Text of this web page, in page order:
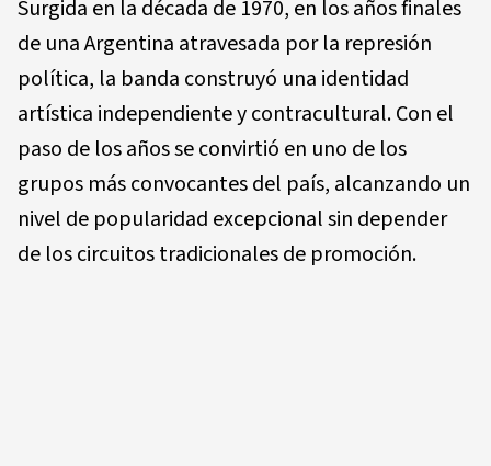
Surgida en la década de 1970, en los años finales
de una Argentina atravesada por la represión
política, la banda construyó una identidad
artística independiente y contracultural. Con el
paso de los años se convirtió en uno de los
grupos más convocantes del país, alcanzando un
nivel de popularidad excepcional sin depender
de los circuitos tradicionales de promoción.